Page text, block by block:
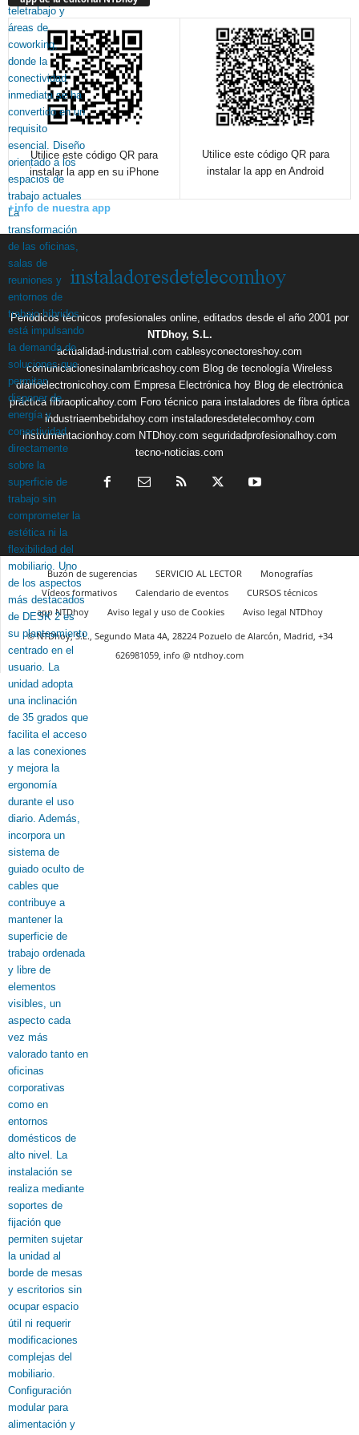
Utilice este código QR para
instalar la app en su iPhone
Utilice este código QR para
instalar la app en Android
+info de nuestra app
Periódicos técnicos profesionales online, editados desde el año 2001 por
NTDhoy, S.L.
actualidad-industrial.com cablesyconectoreshoy.com
comunicacionesinalambricashoy.com Blog de tecnología Wireless
diarioelectronicohoy.com Empresa Electrónica hoy Blog de electrónica
práctica fibraopticahoy.com Foro técnico para instaladores de fibra óptica
industriaembebidahoy.com instaladoresdetelecomhoy.com
instrumentacionhoy.com NTDhoy.com seguridadprofesionalhoy.com
tecno-noticias.com
Buzón de sugerencias SERVICIO AL LECTOR
Monografías
Vídeos formativos
Calendario de eventos
CURSOS técnicos
app NTDhoy
Aviso legal y uso de Cookies
Aviso legal NTDhoy
© NTDhoy, S.L., Segundo Mata 4A, 28224 Pozuelo de Alarcón, Madrid, +34
626981059, info @ ntdhoy.com